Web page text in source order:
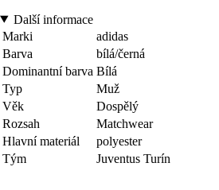
Další informace
Marki
adidas
Barva
bílá/černá
Dominantní barva Bílá
Typ
Muž
Věk
Dospělý
Rozsah
Matchwear
Hlavní materiál
polyester
Tým
Juventus Turín